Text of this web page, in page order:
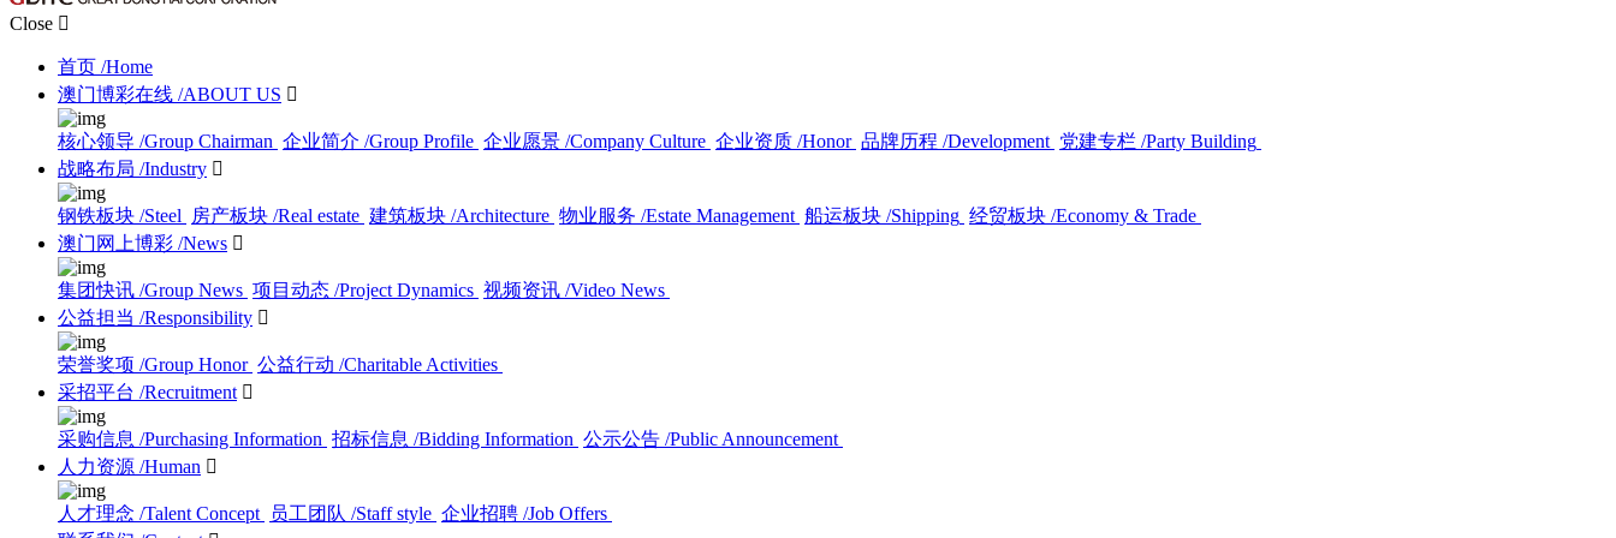
Close 
首页 /Home
澳门博彩在线 /ABOUT US 
核心领导 /Group Chairman 企业简介 /Group Profile 企业愿景 /Company Culture 企业资质 /Honor 品牌历程 /Development 党建专栏 /Party Building
战略布局 /Industry 
钢铁板块 /Steel 房产板块 /Real estate 建筑板块 /Architecture 物业服务 /Estate Management 船运板块 /Shipping 经贸板块 /Economy & Trade
澳门网上博彩 /News 
集团快讯 /Group News 项目动态 /Project Dynamics 视频资讯 /Video News
公益担当 /Responsibility 
荣誉奖项 /Group Honor 公益行动 /Charitable Activities
采招平台 /Recruitment 
采购信息 /Purchasing Information 招标信息 /Bidding Information 公示公告 /Public Announcement
人力资源 /Human 
人才理念 /Talent Concept 员工团队 /Staff style 企业招聘 /Job Offers